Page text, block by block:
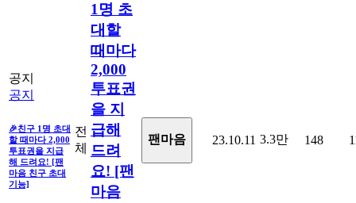
공지
공지
🎉친구 1명 초대
할 때마다 2,000
투표권을 지급
해 드려요! [팬
마음 친구 초대
기능]
전
체
1명 초
대할
때마다
2,000
투표권
을 지
급해
드려
요! [팬
마음
팬마음 23.10.11 3.3만 148